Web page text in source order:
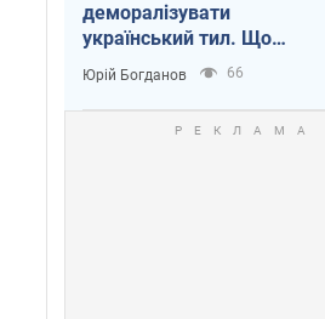
деморалізувати
український тил. Що
варто собі нагадати
Юрій Богданов 66